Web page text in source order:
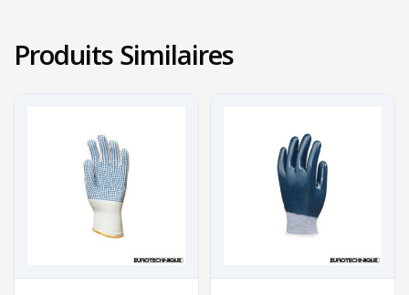
Produits Similaires